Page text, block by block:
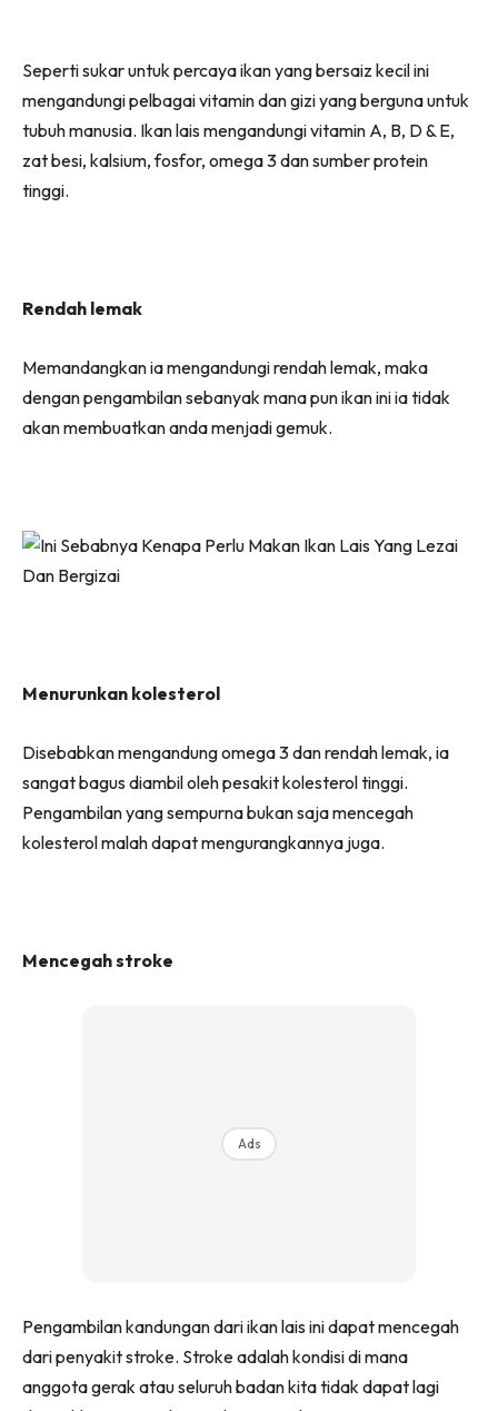
(Twitter)
Seperti sukar untuk percaya ikan yang bersaiz kecil ini
mengandungi pelbagai vitamin dan gizi yang berguna untuk
tubuh manusia. Ikan lais mengandungi vitamin A, B, D & E,
zat besi, kalsium, fosfor, omega 3 dan sumber protein
tinggi.
Rendah lemak
Memandangkan ia mengandungi rendah lemak, maka
dengan pengambilan sebanyak mana pun ikan ini ia tidak
akan membuatkan anda menjadi gemuk.
Menurunkan kolesterol
Disebabkan mengandung omega 3 dan rendah lemak, ia
sangat bagus diambil oleh pesakit kolesterol tinggi.
Pengambilan yang sempurna bukan saja mencegah
kolesterol malah dapat mengurangkannya juga.
Mencegah stroke
Ads
Pengambilan kandungan dari ikan lais ini dapat mencegah
dari penyakit stroke. Stroke adalah kondisi di mana
anggota gerak atau seluruh badan kita tidak dapat lagi